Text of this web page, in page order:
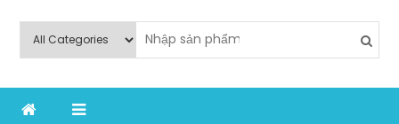
Thế Giới Ngũ Kim
nghiệp sản xuất